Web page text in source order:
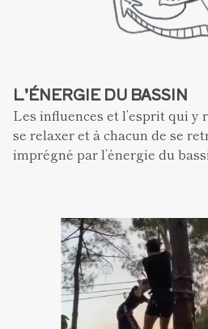
L’ÉNERGIE DU BASSIN
Les influences et l’esprit qui
se relaxer et à chacun de se
imprégné par l’énergie du